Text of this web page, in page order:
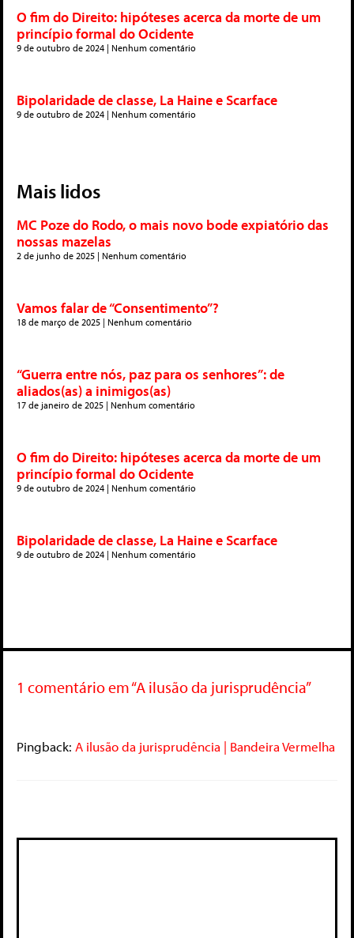
O fim do Direito: hipóteses acerca da morte de um
princípio formal do Ocidente
9 de outubro de 2024 Nenhum comentário
Bipolaridade de classe, La Haine e Scarface
9 de outubro de 2024 Nenhum comentário
Mais lidos
MC Poze do Rodo, o mais novo bode expiatório das
nossas mazelas
2 de junho de 2025 Nenhum comentário
Vamos falar de “Consentimento”?
18 de março de 2025 Nenhum comentário
“Guerra entre nós, paz para os senhores”: de
aliados(as) a inimigos(as)
17 de janeiro de 2025 Nenhum comentário
O fim do Direito: hipóteses acerca da morte de um
princípio formal do Ocidente
9 de outubro de 2024 Nenhum comentário
Bipolaridade de classe, La Haine e Scarface
9 de outubro de 2024 Nenhum comentário
1 comentário em “A ilusão da jurisprudência”
Pingback: A ilusão da jurisprudência | Bandeira Vermelha